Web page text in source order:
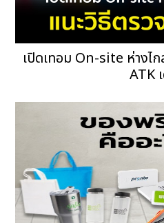
เปิดเทอม On-site ห่างไ
ATK